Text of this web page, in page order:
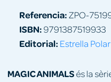
MAGIC ANIMALSés la
Referencia: ZPO-
ISBN:9791387519933
Editorial: Estrella Polar